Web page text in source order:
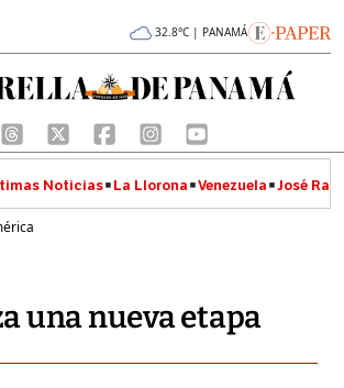
32.8°C | PANAMÁ
Noticias La Llorona Venezuela José
una nueva etapa